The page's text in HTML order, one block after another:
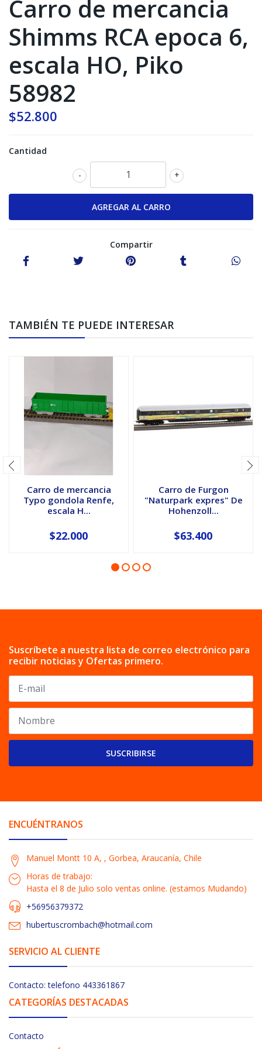
Carro de mercancia
Shimms RCA epoca 6,
escala HO, Piko
58982
$52.800
Cantidad
+
-
Compartir
TAMBIÉN TE PUEDE INTERESAR
Carro de mercancia
Typo gondola Renfe,
escala H...
$22.000
Carro de Furgon
"Naturpark expres" De
Hohenzoll...
$63.400
Suscríbete a nuestra lista de correo electrónico para
recibir noticias y Ofertas primero.
SUSCRIBIRSE
ENCUÉNTRANOS
Manuel Montt 10 A, , Gorbea, Araucanía, Chile
Horas de trabajo:
Hasta el 8 de Julio solo ventas online. (estamos Mudando)
+56956379372
hubertuscrombach@hotmail.com
SERVICIO AL CLIENTE
Contacto: telefono 443361867
CATEGORÍAS DESTACADAS
Contacto